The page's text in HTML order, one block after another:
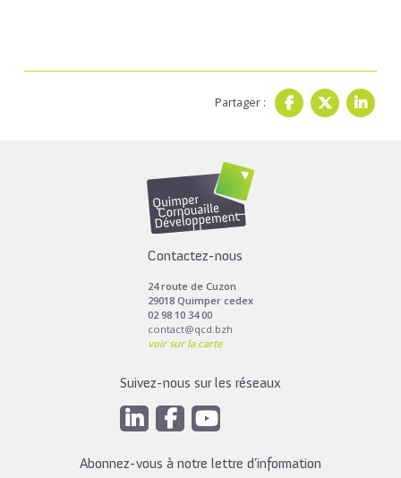
Partager :
Contactez-nous
24 route de Cuzon
29018 Quimper cedex
02 98 10 34 00
contact@qcd.bzh
voir sur la carte
Suivez-nous sur les réseaux
Abonnez-vous à notre lettre d’information